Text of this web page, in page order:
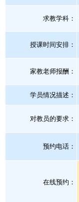
求教学科：
授课时间安排：
家教老师报酬：
学员情况描述：
对教员的要求：
预约电话：
在线预约：